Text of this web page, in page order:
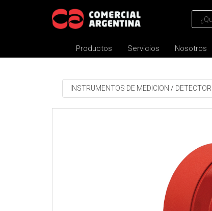
Productos Servicios Nosotros
INSTRUMENTOS DE MEDICION /